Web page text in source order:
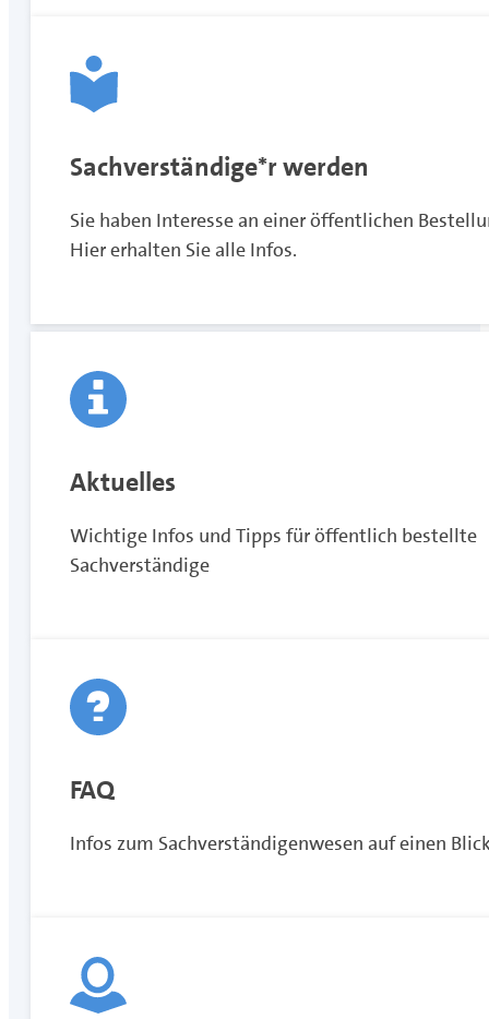
Sachverständige*r werden
Sie haben Interesse an einer öffentlichen
Hier erhalten Sie alle Infos.
Aktuelles
Wichtige Infos und Tipps für öffentlich bestellte
Sachverständige
FAQ
Infos zum Sachverständigenwesen auf einen